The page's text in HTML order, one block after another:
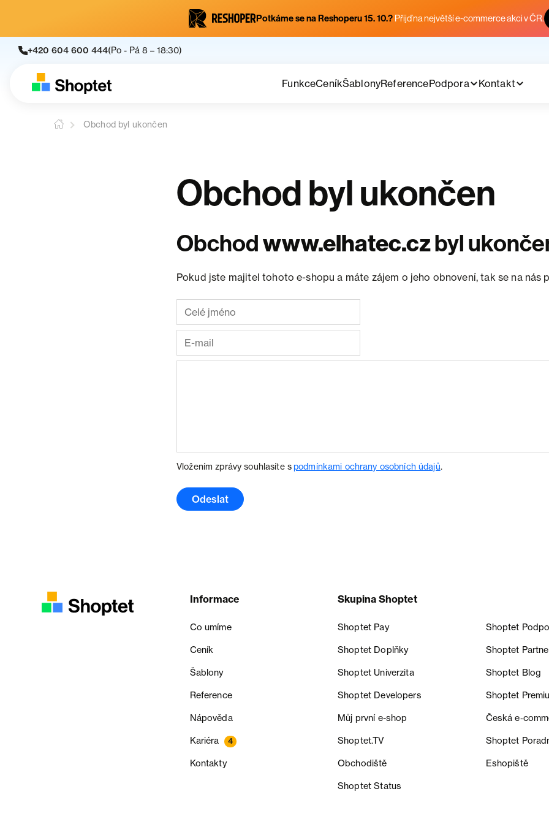
Potkáme se na Reshoperu 15. 10.? Přijď na největší e-commerce akci v ČR.
+420 604 600 444(Po - Pá 8 – 18:30)
FunkceCeníkŠablonyReferencePodpora Kontakt
Obchod byl ukončen
Obchod byl ukončen
Obchodwww.elhatec.czbyl
Pokud jste majitel tohoto e-shopu a máte zájem o jeho obnovení, tak se na nás
Vložením zprávy souhlasíte spodmínkami ochrany osobních údajů.
Odeslat
Informace
Co umíme
Ceník
Šablony
Reference
Nápověda
Kariéra 4
Kontakty
Skupina Shoptet
Shoptet Pay Shoptet
Shoptet Doplňky Shoptet
Shoptet Univerzita Shoptet Blog
Shoptet Developers Shoptet
Můj první e-shop Česká
Shoptet.TV Shoptet
Obchodiště Eshopiště
Shoptet Status